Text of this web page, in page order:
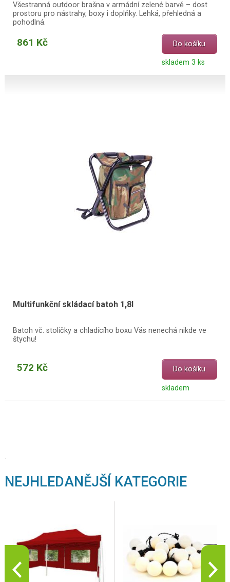
Všestranná outdoor brašna v armádní zelené barvě – dost
prostoru pro nástrahy, boxy i doplňky. Lehká, přehledná a
pohodlná.
861 Kč Do košíku
skladem 3 ks
Multifunkční skládací batoh 1,8l
Batoh vč. stoličky a chladícího boxu Vás nenechá nikde ve
štychu!
572 Kč Do košíku
skladem
NEJHLEDANĚJŠÍ KATEGORIE